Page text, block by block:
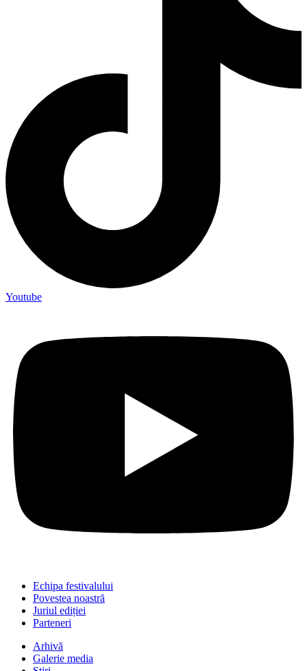
Youtube
Echipa festivalului
Povestea noastră
Juriul ediției
Parteneri
Arhivă
Galerie media